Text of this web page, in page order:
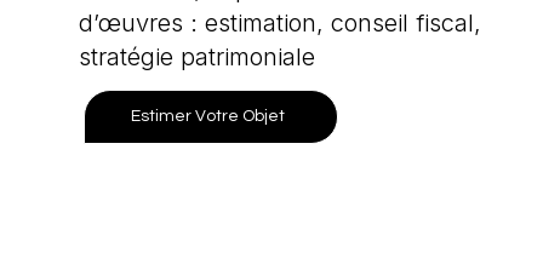
d’œuvres : estimation, conseil fiscal,
stratégie patrimoniale
Estimer Votre Objet